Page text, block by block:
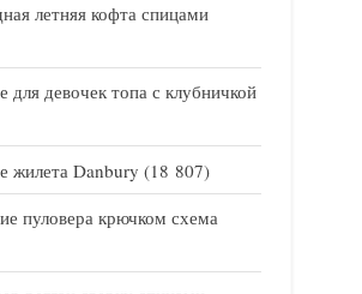
летняя кофта спицами
для девочек топа с клубничкой
жилета Danbury (18 807)
пуловера крючком схема